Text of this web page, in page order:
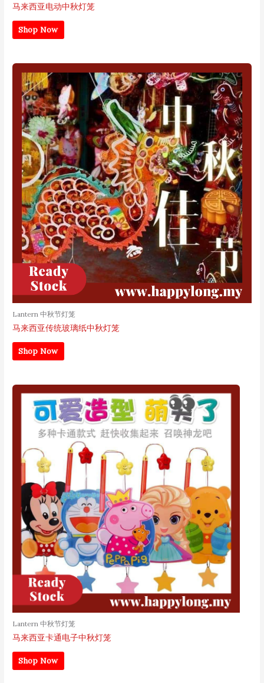
马来西亚电动中秋灯笼
Shop Now
Lantern 中秋节灯笼
马来西亚传统玻璃纸中秋灯笼
Shop Now
Lantern 中秋节灯笼
马来西亚卡通电子中秋灯笼
Shop Now